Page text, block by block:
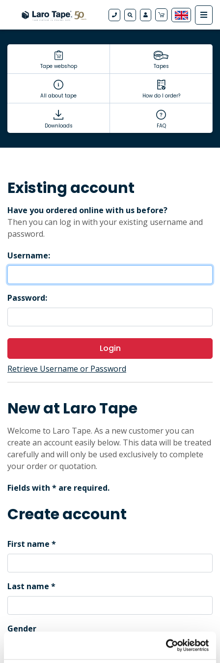
Tape webshop Tapes
All about tape How do I order?
Downloads FAQ
Existing account
Have you ordered online with us before?
Then you can log in with your existing username and
password.
Username:
Password:
Login
Retrieve Username or Password
New at Laro Tape
Welcome to Laro Tape. As a new customer you can
create an account easily below. This data will be treated
carefully and will only be used exclusively to complete
your order or quotation.
Fields with * are required.
Create account
First name
Last name
Gender